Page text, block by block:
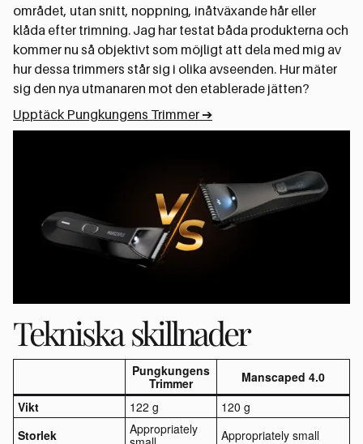
området, utan snitt, noppning, inåtväxande hår eller
klåda efter trimning. Jag har testat båda produkterna och
kommer nu så objektivt som möjligt att dela med mig av
hur dessa trimmers står sig i olika avseenden. Hur mäter
sig den nya utmanaren mot den etablerade jätten?
Upptäck Pungkungens Trimmer ➔
Tekniska skillnader
Pungkungens
Trimmer
Manscaped 4.0
Vikt
122 g
120 g
Storlek
Appropriately
Appropriately small